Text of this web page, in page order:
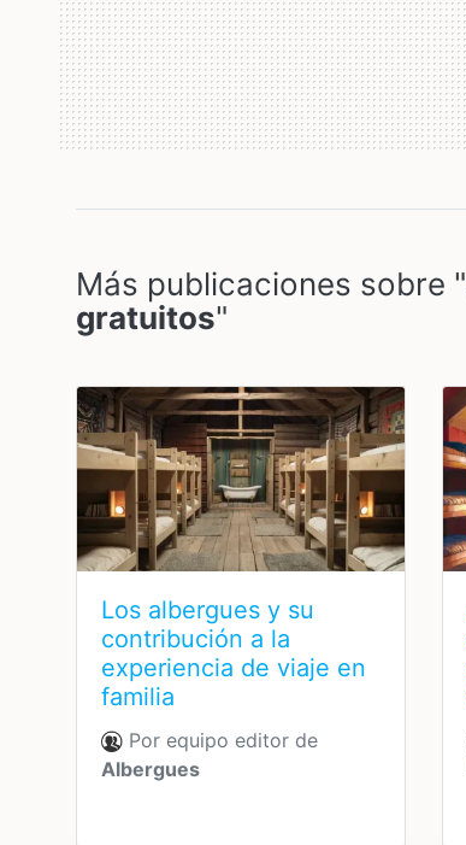
Más publicaciones sobre "
gratuitos"
Los albergues y su
contribución a la
experiencia de viaje en
familia
Por equipo editor de
Albergues